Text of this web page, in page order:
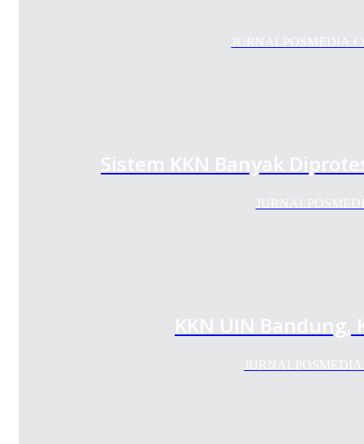
Sistem KKN Banyak
KKN UIN Bandung,